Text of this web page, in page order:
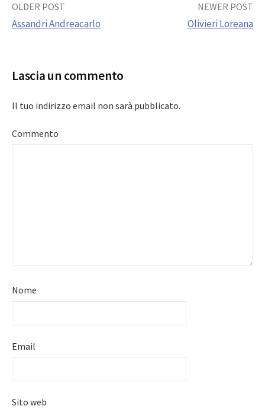
Post
OLDER POST
Assandri Andreacarlo
NEWER POST
Olivieri Loreana
Lascia un commento
Il tuo indirizzo email non sarà pubblicato.
Commento
Nome
Email
Sito web